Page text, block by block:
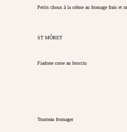
Petits choux à la crème au fromage frais et
ST MÔRET
Fiadone corse au brocciu
Tourteau fromager